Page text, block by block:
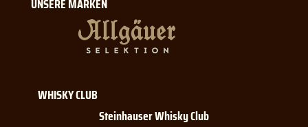
UNSERE MARKEN
WHISKY CLUB
Steinhauser Whisky Club